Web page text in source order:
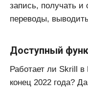
запись, получать
переводы,
Доступный
Работает ли Skrill
конец 2022 года?